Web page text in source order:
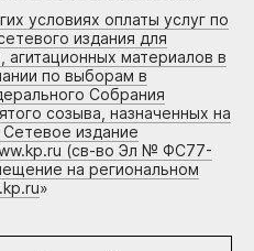
условиях оплаты услуг по
издания для
материалов в
по выборам в
Собрания
созыва, назначенных на
Сетевое издание
(св-во Эл № ФС77-
на региональном
»